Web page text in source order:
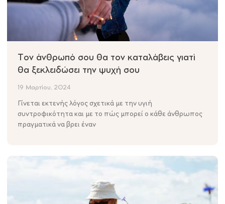
Tον άνθρωπό σου θα τον καταλάβεις γιατί
θα ξεκλειδώσει την ψυχή σου
19 Μαρτίου, 2024
Γίνεται εκτενής λόγος σχετικά με την υγιή
συντροφικότητα και με το πώς μπορεί ο κάθε άνθρωπος
πραγματικά να βρει έναν